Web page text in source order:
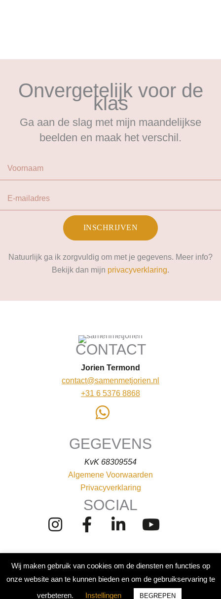
Onvergetelijk voor de
klas
Ga aan de slag met mijn maandelijkse
beelden en maak het verschil.
Voornaam
E-mailadres
INSCHRIJVEN
Natuurlijk ga ik zorgvuldig om met je gegevens. Meer info?
Bekijk dan mijn privacyverklaring.
CONTACT
Jorien Termond
contact@samenmetjorien.nl
+31 6 5376 8868
GEGEVENS
KvK 68309554
Algemene Voorwaarden
Privacyverklaring
SOCIAL
© 2020 Samen met Jorien. Site doorOnline Precision
Wij maken gebruik van cookies om de diensten en functies op
onze website aan te kunnen bieden en om de gebruikservaring te
verbeteren.
Instellingen BEGREPEN